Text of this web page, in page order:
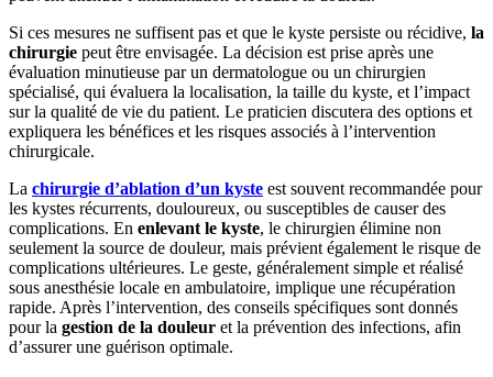
Si ces mesures ne suffisent pas et que le kyste persiste ou récidive, la
chirurgie peut être envisagée. La décision est prise après une
évaluation minutieuse par un dermatologue ou un chirurgien
spécialisé, qui évaluera la localisation, la taille du kyste, et l’impact
sur la qualité de vie du patient. Le praticien discutera des options et
expliquera les bénéfices et les risques associés à l’intervention
chirurgicale.
La chirurgie d’ablation d’un kyste est souvent recommandée pour
les kystes récurrents, douloureux, ou susceptibles de causer des
complications. En enlevant le kyste, le chirurgien élimine non
seulement la source de douleur, mais prévient également le risque de
complications ultérieures. Le geste, généralement simple et réalisé
sous anesthésie locale en ambulatoire, implique une récupération
rapide. Après l’intervention, des conseils spécifiques sont donnés
pour la gestion de la douleur et la prévention des infections, afin
d’assurer une guérison optimale.